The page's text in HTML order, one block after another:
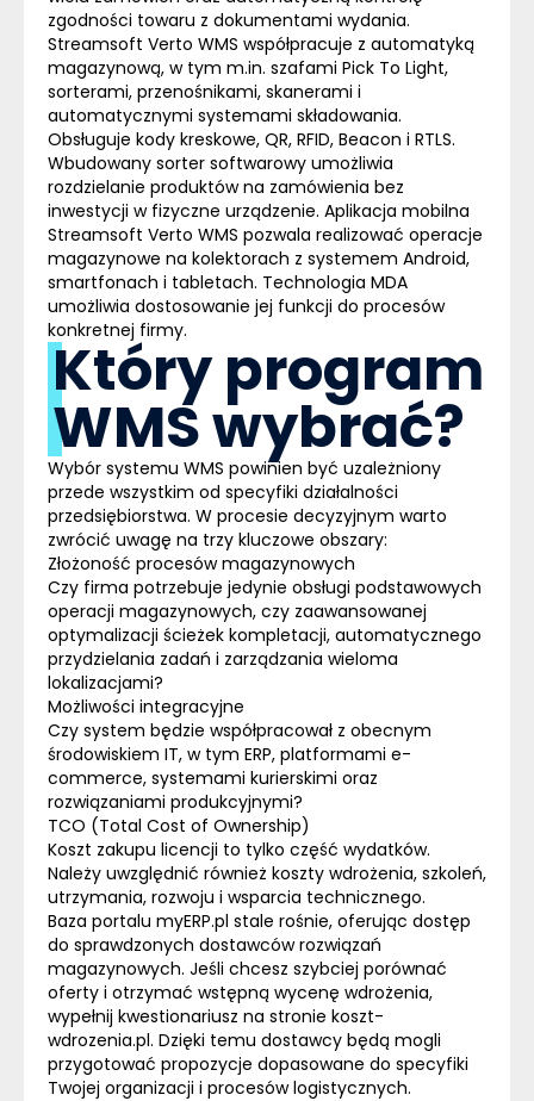
zgodności towaru z dokumentami wydania.
Streamsoft Verto WMS współpracuje z automatyką
magazynową, w tym m.in. szafami Pick To Light,
sorterami, przenośnikami, skanerami i
automatycznymi systemami składowania.
Obsługuje kody kreskowe, QR, RFID, Beacon i RTLS.
Wbudowany sorter softwarowy umożliwia
rozdzielanie produktów na zamówienia bez
inwestycji w fizyczne urządzenie. Aplikacja mobilna
Streamsoft Verto WMS pozwala realizować operacje
magazynowe na kolektorach z systemem Android,
smartfonach i tabletach. Technologia MDA
umożliwia dostosowanie jej funkcji do procesów
konkretnej firmy.
Który program
WMS wybrać?
Wybór systemu WMS powinien być uzależniony
przede wszystkim od specyfiki działalności
przedsiębiorstwa. W procesie decyzyjnym warto
zwrócić uwagę na trzy kluczowe obszary:
Złożoność procesów magazynowych
Czy firma potrzebuje jedynie obsługi podstawowych
operacji magazynowych, czy zaawansowanej
optymalizacji ścieżek kompletacji, automatycznego
przydzielania zadań i zarządzania wieloma
lokalizacjami?
Możliwości integracyjne
Czy system będzie współpracował z obecnym
środowiskiem IT, w tym ERP, platformami e-
commerce, systemami kurierskimi oraz
rozwiązaniami produkcyjnymi?
TCO (Total Cost of Ownership)
Koszt zakupu licencji to tylko część wydatków.
Należy uwzględnić również koszty wdrożenia, szkoleń,
utrzymania, rozwoju i wsparcia technicznego.
Baza portalu myERP.pl stale rośnie, oferując dostęp
do sprawdzonych dostawców rozwiązań
magazynowych. Jeśli chcesz szybciej porównać
oferty i otrzymać wstępną wycenę wdrożenia,
wypełnij kwestionariusz na stronie koszt-
wdrozenia.pl. Dzięki temu dostawcy będą mogli
przygotować propozycje dopasowane do specyfiki
Twojej organizacji i procesów logistycznych.